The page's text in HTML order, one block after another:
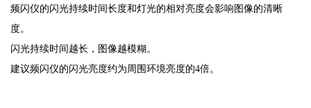
频闪仪的闪光持续时间长度和灯光的相对亮度会影响图像的清晰
度。
闪光持续时间越长，图像越模糊。
建议频闪仪的闪光亮度约为周围环境亮度的4倍。